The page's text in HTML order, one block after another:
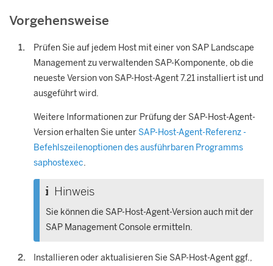
Vorgehensweise
Prüfen Sie auf jedem Host mit einer von SAP Landscape
Managementzu verwaltenden SAP-Komponente, ob die
neueste Version von SAP-Host-Agent 7.21 installiert ist und
ausgeführt wird.
Weitere Informationen zur Prüfung der SAP-Host-Agent-
Version erhalten Sie unter SAP-Host-Agent-Referenz -
Befehlszeilenoptionen des ausführbaren Programms
saphostexec.
Hinweis
Sie können die SAP-Host-Agent-Version auch mit der
SAP Management Console ermitteln.
Installieren oder aktualisieren Sie SAP-Host-Agent ggf.,